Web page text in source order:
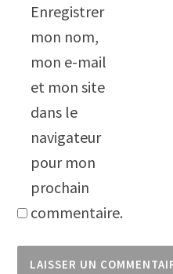
Enregistrer
mon nom,
mon e-mail
et mon site
dans le
navigateur
pour mon
prochain
commentaire.